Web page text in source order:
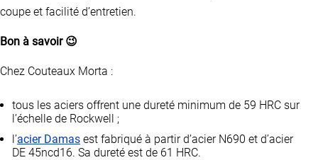
coupe et facilité d’entretien.
Bon à savoir 😉
Chez Couteaux Morta :
tous les aciers offrent une dureté minimum de 59 HRC sur
l’échelle de Rockwell ;
l’acier Damas est fabriqué à partir d’acier N690 et d’acier
DE 45ncd16. Sa dureté est de 61 HRC.